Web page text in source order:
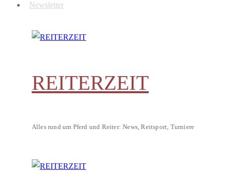
Newsletter
REITERZEIT
Alles rund um Pferd und Reiter: News, Reitsport, Turniere